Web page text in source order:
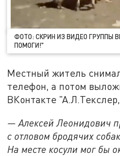
ФОТО: СКРИН ИЗ ВИДЕО ГРУППЫ
ПОМОГИ!"
Местный житель
телефон, а потом
ВКонтакте
— Алексей Леонидович
с отловом бродячих
На месте косули мог бы